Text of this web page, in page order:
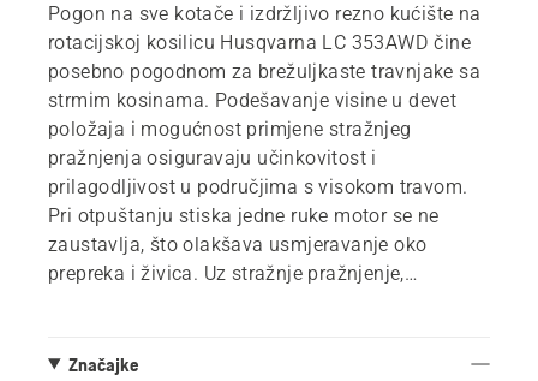
Pogon na sve kotače i izdržljivo rezno kućište na
rotacijskoj kosilicu Husqvarna LC 353AWD čine
posebno pogodnom za brežuljkaste travnjake sa
strmim kosinama. Podešavanje visine u devet
položaja i mogućnost primjene stražnjeg
pražnjenja osiguravaju učinkovitost i
prilagodljivost u područjima s visokom travom.
Pri otpuštanju stiska jedne ruke motor se ne
zaustavlja, što olakšava usmjeravanje oko
prepreka i živica. Uz stražnje pražnjenje,
). Značajke